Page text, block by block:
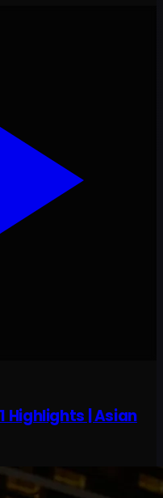
Highlights | Asian